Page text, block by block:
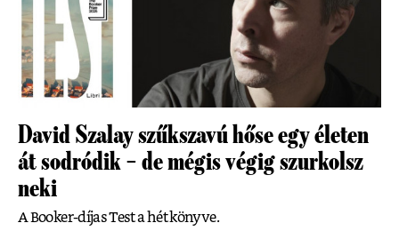
David Szalay szűkszavú hőse egy életen
át sodródik – de mégis végig szurkolsz
neki
A Booker-díjas Test a hét könyve.